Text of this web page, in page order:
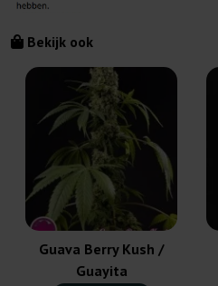
Bekijk ook
Guava Berry Kush /
Guayita